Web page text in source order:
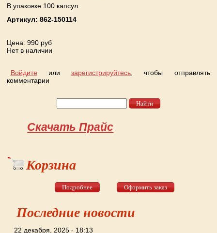
В упаковке 100 капсул.
Артикул: 862-150114
Цена: 990 руб
Нет в наличии
Войдите илизарегистрируйтесь , чтобы отправлять
комментарии
Скачать Прайс
Корзина
Подробнее Оформить заказ
Последние новости
22 декабря, 2025 - 18:13